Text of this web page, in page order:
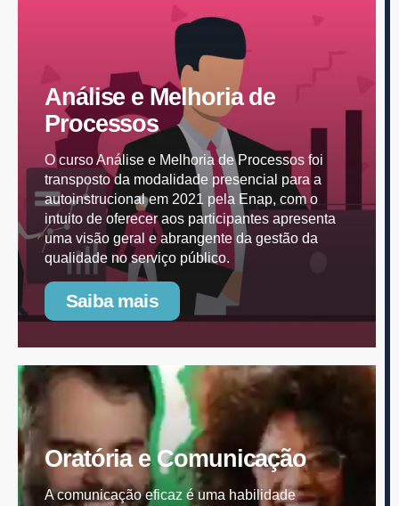
Análise e Melhoria de
Processos
O curso Análise e Melhoria de Processos foi
transposto da modalidade presencial para a
autoinstrucional em 2021 pela Enap, com o
intuito de oferecer aos participantes apresenta
uma visão geral e abrangente da gestão da
qualidade no serviço público.
Saiba mais
Oratória e Comunicação
A comunicação eficaz é uma habilidade